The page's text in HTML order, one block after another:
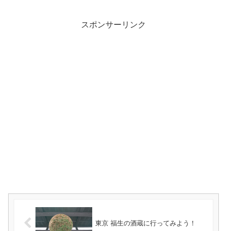
スポンサーリンク
東京 福生の酒蔵に行ってみよう！